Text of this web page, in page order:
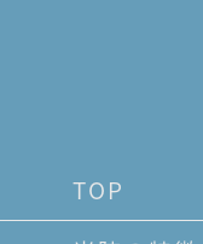
TOP